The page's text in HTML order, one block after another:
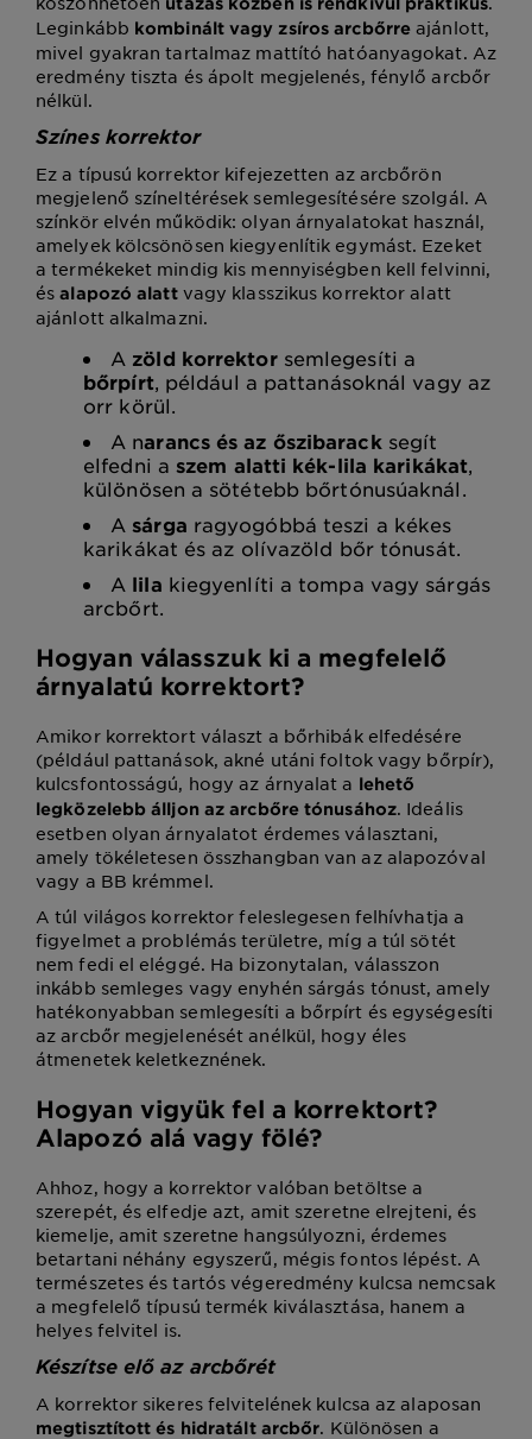
Leginkább kombinált vagy zsíros arcbőrre ajánlott,
mivel gyakran tartalmaz mattító hatóanyagokat. Az
eredmény tiszta és ápolt megjelenés, fénylő arcbőr
nélkül.
Színes korrektor
Ez a típusú korrektor kifejezetten az arcbőrön
megjelenő színeltérések semlegesítésére szolgál. A
színkör elvén működik: olyan árnyalatokat használ,
amelyek kölcsönösen kiegyenlítik egymást. Ezeket
a termékeket mindig kis mennyiségben kell felvinni,
ésalapozó alattvagy klasszikus korrektor alatt
ajánlott alkalmazni.
A zöld korrektorsemlegesíti a
bőrpírt, például a pattanásoknál vagy az
orr körül.
A narancs és az őszibaracksegít
elfedni a szem alatti kék-lila karikákat
különösen a sötétebb bőrtónusúaknál.
A sárga ragyogóbbá teszi a kékes
karikákat és az olívazöld bőr tónusát.
A lila kiegyenlíti a tompa vagy sárgás
arcbőrt.
Hogyan válasszuk ki a megfelelő
árnyalatú korrektort?
Amikor korrektort választ a bőrhibák elfedésére
(például pattanások, akné utáni foltok vagy bőrpír),
kulcsfontosságú, hogy az árnyalat a lehető
legközelebb álljon az arcbőre tónusához. Ideális
esetben olyan árnyalatot érdemes választani,
amely tökéletesen összhangban van az alapozóval
vagy a BB krémmel.
A túl világos korrektor feleslegesen felhívhatja a
figyelmet a problémás területre, míg a túl sötét
nem fedi el eléggé. Ha bizonytalan, válasszon
inkább semleges vagy enyhén sárgás tónust, amely
hatékonyabban semlegesíti a bőrpírt és egységesíti
az arcbőr megjelenését anélkül, hogy éles
átmenetek keletkeznének.
Hogyan vigyük fel a korrektort?
Alapozó alá vagy fölé?
Ahhoz, hogy a korrektor valóban betöltse a
szerepét, és elfedje azt, amit szeretne elrejteni, és
kiemelje, amit szeretne hangsúlyozni, érdemes
betartani néhány egyszerű, mégis fontos lépést. A
természetes és tartós végeredmény kulcsa nemcsak
a megfelelő típusú termék kiválasztása, hanem a
helyes felvitel is.
Készítse elő az arcbőrét
A korrektor sikeres felvitelének kulcsa az alaposan
megtisztított és hidratált arcbőr. Különösen a